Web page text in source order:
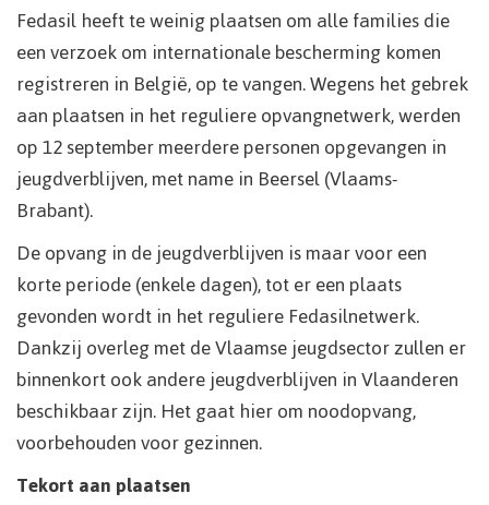
Fedasil heeft te weinig plaatsen om alle families die
een verzoek om internationale bescherming komen
registreren in België, op te vangen. Wegens het gebrek
aan plaatsen in het reguliere opvangnetwerk, werden
op 12 september meerdere personen opgevangen in
jeugdverblijven, met name in Beersel (Vlaams-
Brabant).
De opvang in de jeugdverblijven is maar voor een
korte periode (enkele dagen), tot er een plaats
gevonden wordt in het reguliere Fedasilnetwerk.
Dankzij overleg met de Vlaamse jeugdsector zullen er
binnenkort ook andere jeugdverblijven in Vlaanderen
beschikbaar zijn. Het gaat hier om noodopvang,
voorbehouden voor gezinnen.
Tekort aan plaatsen